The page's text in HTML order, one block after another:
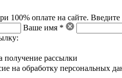
100% оплате на сайте.
Ваше имя *
получение рассылки
на обработку персональных